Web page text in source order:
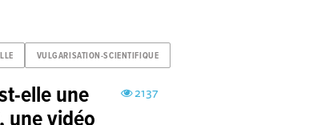
VULGARISATION-SCIENTIFIQUE
2137
elle une